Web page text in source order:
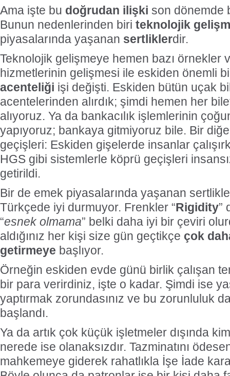
Ama işte bu doğrudan ilişki son dönemde
Bunun nedenlerinden biri teknolojik
piyasalarında yaşanan sertliklerdir.
Teknolojik gelişmeye hemen bazı örnekler
hizmetlerinin gelişmesi ile eskiden önemli
acenteliği işi değişti. Eskiden bütün uçak
acentelerinden alırdık; şimdi hemen her
alıyoruz. Ya da bankacılık işlemlerinin
yapıyoruz; bankaya gitmiyoruz bile. Bir
geçişleri: Eskiden gişelerde insanlar
HGS gibi sistemlerle köprü geçişleri
getirildi.
Bir de emek piyasalarında yaşanan
Türkçede iyi durmuyor. Frenkler “Rigidity”
“esnek olmama” belki daha iyi bir çeviri
aldığınız her kişi size gün geçtikçe çok
getirmeye başlıyor.
Örneğin eskiden evde günü birlik çalışan
bir para verirdiniz, işte o kadar. Şimdi ise
yaptırmak zorundasınız ve bu zorunluluk
başlandı.
Ya da artık çok küçük işletmeler dışında
nerede ise olanaksızdır. Tazminatını
mahkemeye giderek rahatlıkla İşe İade